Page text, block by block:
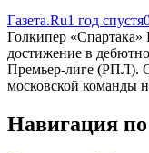
Газета.Ru1 год спустя
Голкипер
достижение в
Премьер-лиге (РПЛ).
московской команды
Навигация